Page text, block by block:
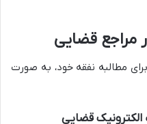
مراجع قضایی
مطالبه نفقه خود، به صورت
قضایی